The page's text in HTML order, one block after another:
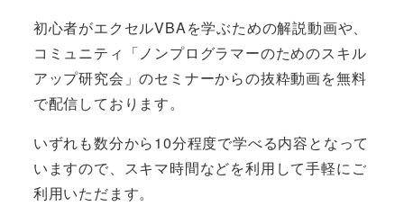
初心者がエクセルVBAを学ぶための解説動画や、
コミュニティ「ノンプログラマーのためのスキル
アップ研究会」のセミナーからの抜粋動画を無料
で配信しております。
いずれも数分から10分程度で学べる内容となって
いますので、スキマ時間などを利用して手軽にご
利用いただます。